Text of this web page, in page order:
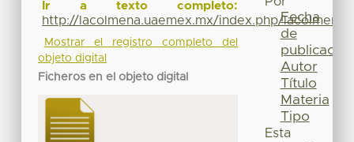
Ir a texto completo:
http://lacolmena.uaemex.mx/index.php/
Mostrar el registro completo del
objeto digital
Ficheros en el objeto digital
Fecha
de
publicación
Autor
Título
Materia
Tipo
Esta